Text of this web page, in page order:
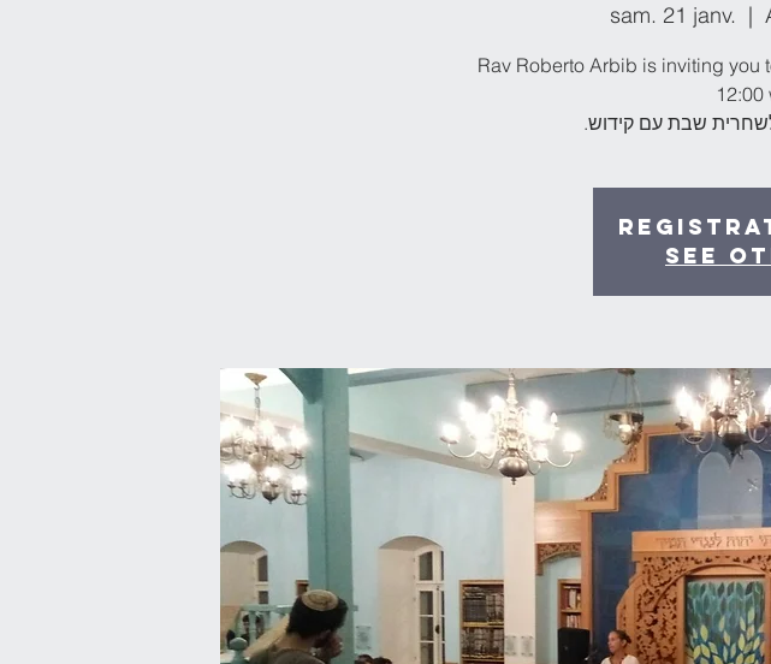
sam. 21 janv.
  |
Rav Roberto Arbib is inviting you
12:00
שבת עם קידוש
See